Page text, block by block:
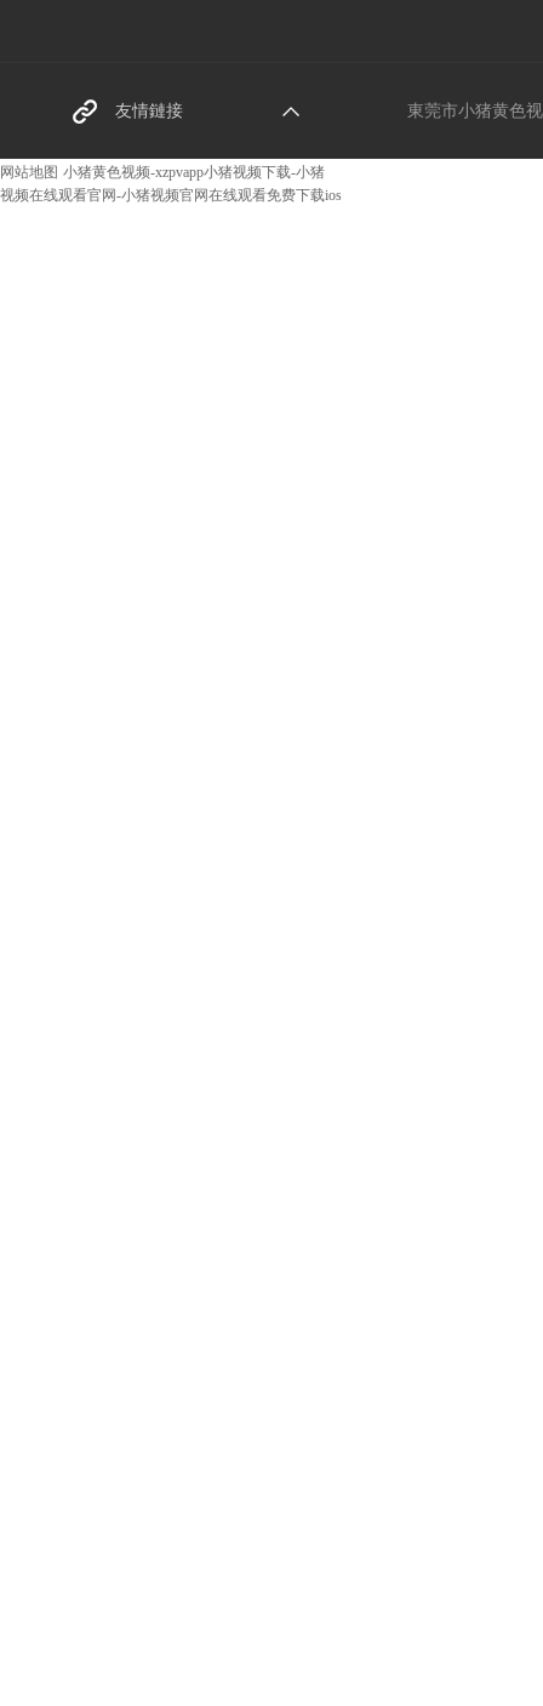
友情鏈接
東莞螺絲（sī）廠家
g）址（zhǐ）
東莞市小猪黄色
网站地图 小猪黄色视频-xzpvapp小猪视频下载-小猪
视频在线观看官网-小猪视频官网在线观看免费下载ios